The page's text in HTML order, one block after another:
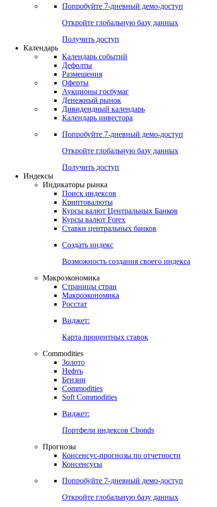
Попробуйте 7-дневный демо-доступ
Откройте глобальную базу данных
Получить доступ
Календарь
Календарь событий
Дефолты
Размещения
Оферты
Аукционы госбумаг
Денежный рынок
Дивидендный календарь
Календарь инвестора
Попробуйте 7-дневный демо-доступ
Откройте глобальную базу данных
Получить доступ
Индексы
Индикаторы рынка
Поиск индексов
Криптовалюты
Курсы валют Центральных Банков
Курсы валют Forex
Ставки центральных банков
Создать индекс
Возможность создания своего индекса
Макроэкономика
Страницы стран
Макроэкономика
Росстат
Виджет:
Карта процентных ставок
Commodities
Золото
Нефть
Бензин
Commodities
Soft Commodities
Виджет:
Портфели индексов Cbonds
Прогнозы
Консенсус-прогнозы по отчетности
Консенсусы
Попробуйте 7-дневный демо-доступ
Откройте глобальную базу данных